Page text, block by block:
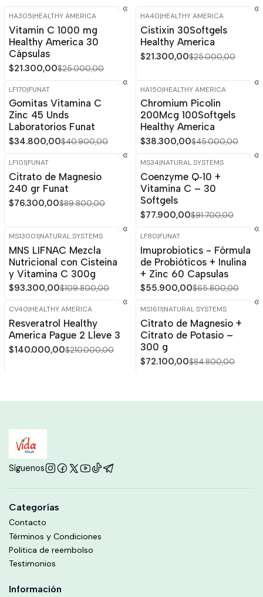
OFF
Agotado
HA305|HEALTHY AMERICA
Vitamin C 1000 mg
Healthy America 30
Cápsulas
$21.300,00$25.000,00
-15%
HA40|HEALTHY AMERICA
Cistixin 30Softgels
Healthy America
$21.300,00$25.000,00
-15% OFF
LF170|FUNAT
Gomitas Vitamina C
Zinc 45 Unds
Laboratorios Funat
$34.800,00$40.900,00
-15%OFF
HA150|HEALTHY AMERICA
Chromium Picolin
200Mcg 100Softgels
Healthy America
$38.300,00$45.000,00
-15%
LF101|FUNAT
Citrato de Magnesio
240 gr Funat
$76.300,00$89.800,00
-15%
Agotado
MS34|NATURAL SYSTEMS
Coenzyme Q‑10 +
Vitamina C – 30
Softgels
$77.900,00$91.700,00
-15% OFF
MS13001|NATURAL SYSTEMS
MNS LIFNAC Mezcla
Nutricional con Cisteina
y Vitamina C 300g
$93.300,00$109.800,00
-15% OFF
LF80|FUNAT
Imuprobiotics - Fórmula
de Probióticos + Inulina
+ Zinc 60 Capsulas
$55.900,00$65.800,00
-33%
CV40|HEALTHY AMERICA
Resveratrol Healthy
America Pague 2 Lleve 3
$140.000,00$210.000,00
-15%
MS1611|NATURAL SYSTEMS
Citrato de Magnesio +
Citrato de Potasio –
300 g
$72.100,00$84.800,00
Síguenos
Categorías
Contacto
Términos y Condiciones
Politica de reembolso
Testimonios
Información